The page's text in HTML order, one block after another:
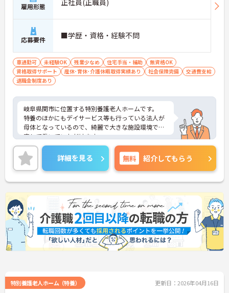
雇用形態
応募要件 ■学歴・資格・経験不問
車通勤可 未経験OK 残業少なめ 住宅手当・補助
無資格OK
資格取得サポート
産休･育休･介護休暇取得実績あり 社会保険完備
交通費支給
退職金制度あり
岐阜県関市に位置する特別養護老人ホームです。
特養のほかにもデイサービス等も行っている法人が
母体となっているので、綺麗で大きな施設環境で安
定して働いていただけます。
興味のある方は是非ご応募ください。
詳細を見る 無料 紹介してもらう
特別養護老人ホーム（特養） 更新日：2026年04月16日